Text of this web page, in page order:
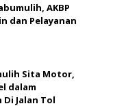
AKBP
dan Pelayanan
Sita Motor,
dalam
Jalan Tol